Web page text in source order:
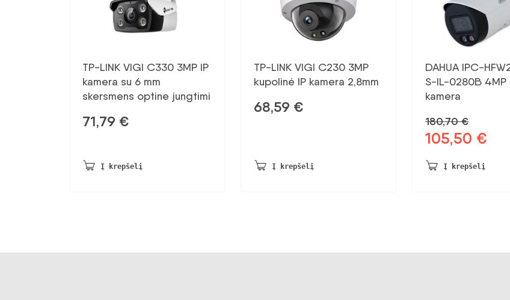
TP-LINK VIGI C330 3MP IP
kamera su 6 mm
skersmens optine jungtimi
71,79 €
Į krepšelį
TP-LINK VIGI C230 3MP
kupolinė IP kamera 2,8mm
68,59 €
Į krepšelį
DAHUA IPC-
S-IL-0280B 4MP
kamera
180,70€
Pradinė
buvo:
105,50 €
Į krepšelį